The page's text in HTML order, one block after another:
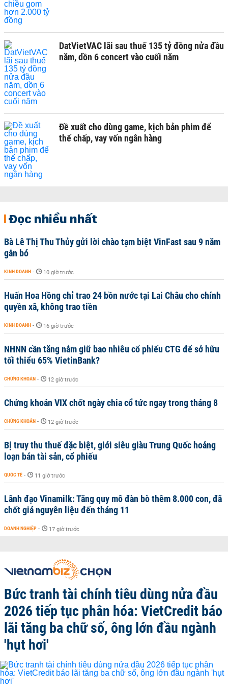
DatVietVAC lãi sau thuế 135 tỷ đồng nửa đầu
năm, dồn 6 concert vào cuối năm
Đề xuất cho dùng game, kịch bản phim để
thế chấp, vay vốn ngân hàng
Đọc nhiều nhất
Bà Lê Thị Thu Thủy gửi lời chào tạm biệt VinFast sau 9 năm
gắn bó
KINH DOANH - 10 giờ trước
Huấn Hoa Hồng chỉ trao 24 bồn nước tại Lai Châu cho chính
quyền xã, không trao tiền
KINH DOANH - 16 giờ trước
NHNN cần tăng nắm giữ bao nhiêu cổ phiếu CTG để sở hữu
tối thiểu 65% VietinBank?
CHỨNG KHOÁN - 12 giờ trước
Chứng khoán VIX chốt ngày chia cổ tức ngay trong tháng 8
CHỨNG KHOÁN - 12 giờ trước
Bị truy thu thuế đặc biệt, giới siêu giàu Trung Quốc hoảng
loạn bán tài sản, cổ phiếu
QUỐC TẾ - 11 giờ trước
Lãnh đạo Vinamilk: Tăng quy mô đàn bò thêm 8.000 con, đã
chốt giá nguyên liệu đến tháng 11
DOANH NGHIỆP - 17 giờ trước
Bức tranh tài chính tiêu dùng nửa đầu
2026 tiếp tục phân hóa: VietCredit báo
lãi tăng ba chữ số, ông lớn đầu ngành
'hụt hơi'